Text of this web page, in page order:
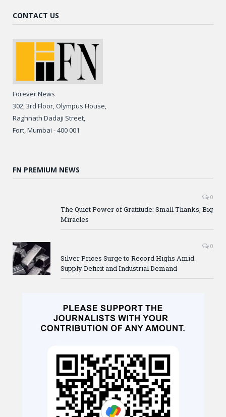
CONTACT US
Forever News
302, 3rd Floor, Olympus House,
Raghnath Dadaji Street,
Fort, Mumbai - 400 001
FN PREMIUM NEWS
0
The Quiet Power of Gratitude: Small Thanks, Big
Miracles
0
Silver Prices Surge to Record Highs Amid
Supply Deficit and Industrial Demand